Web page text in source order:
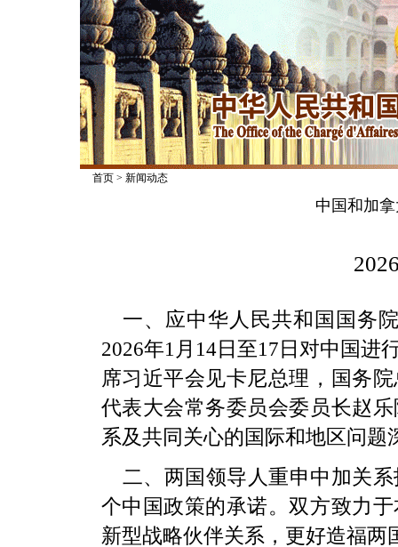
首页> 新闻动态
中国和加
一、应中华人民共和国国务
2026年1月14日至17日对中国进
席习近平会见卡尼总理，国务
代表大会常务委员会委员长赵
系及共同关心的国际和地区问
二、两国领导人重申中加关
个中国政策的承诺。双方致力
新型战略伙伴关系，更好造福两